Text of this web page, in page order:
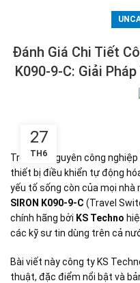
Đánh Giá Chi Tiết
K090-9-C: Giải
27
TH6
Trong kỷ nguyên công
thiết bị điều khiển tự động
yếu tố sống còn của mọi nhà
SIRON K090-9-C (Travel
chính hãng bởi KS Techno
các kỹ sư tin dùng trên cả
Bài viết này công ty KS
thuật, đặc điểm nổi bật và